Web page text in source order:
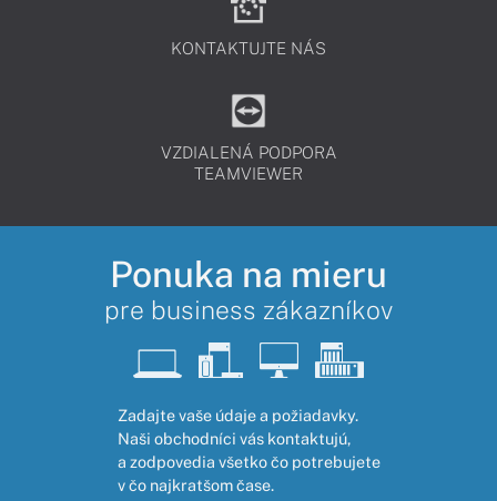
KONTAKTUJTE NÁS
VZDIALENÁ PODPORA
TEAMVIEWER
Ponuka na mieru
pre business zákazníkov
Zadajte vaše údaje a požiadavky.
Naši obchodníci vás kontaktujú,
a zodpovedia všetko čo potrebujete
v čo najkratšom čase.